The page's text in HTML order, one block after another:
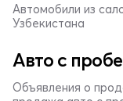
Автомобили из
Узбекистана
Авто с
Объявления о